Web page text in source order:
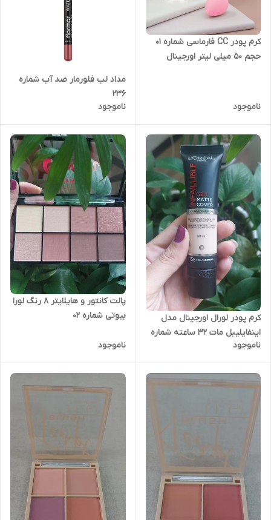
کرم پودر CC فارماسی شماره 01
حجم 50 میلی لیتر اورجینال
ناموجود
مداد لب فلورمار ضد آب شماره
236
ناموجود
کرم پودر لورال اورجینال مدل
اینفایلیبل مات 32 ساعته شماره
۱۵۵
ناموجود
پالت کانتور و هایلایتر ۸ رنگ لورا
بیوتی شماره ۰۲
ناموجود